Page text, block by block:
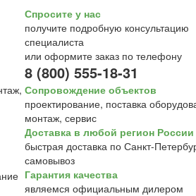
Спросите у нас
получите подробную консультацию
специалиста
или оформите заказ по телефону
8 (800) 555-18-31
Сопровождение объектов
проектирование, поставка
монтаж, сервис
Доставка в любой регион России
быстрая доставка по Санкт-
самовывоз
Гарантия качества
являемся официальным дилером